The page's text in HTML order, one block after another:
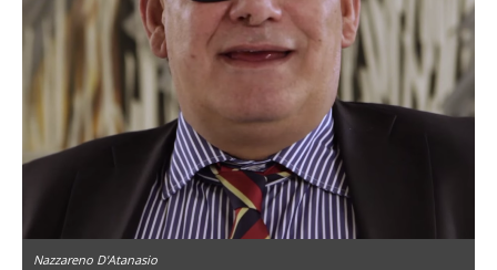
Nazzareno D'Atanasio